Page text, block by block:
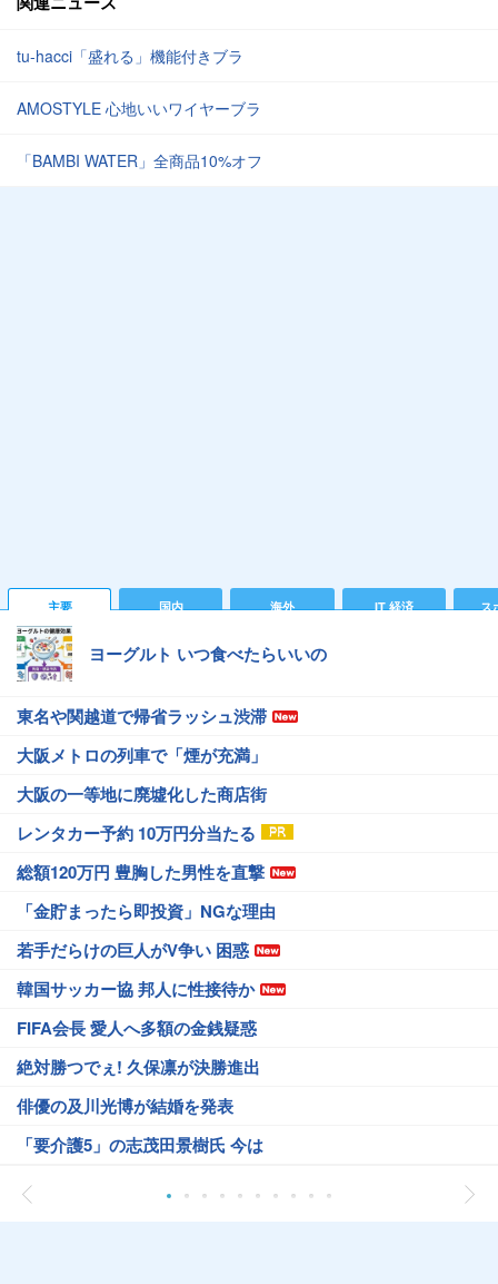
tu-hacci「盛れる」機能付きブラ
AMOSTYLE 心地いいワイヤーブラ
「BAMBI WATER」全商品10%オフ
主要 国内 海外 IT 経済 ス
ヨーグルト いつ食べたらいいの
東名や関越道で帰省ラッシュ渋滞
大阪メトロの列車で「煙が充満」
大阪の一等地に廃墟化した商店街
レンタカー予約 10万円分当たる
総額120万円 豊胸した男性を直撃
「金貯まったら即投資」NGな理由
若手だらけの巨人がV争い 困惑
韓国サッカー協 邦人に性接待か
FIFA会長 愛人へ多額の金銭疑惑
絶対勝つでぇ! 久保凛が決勝進出
俳優の及川光博が結婚を発表
「要介護5」の志茂田景樹氏 今は